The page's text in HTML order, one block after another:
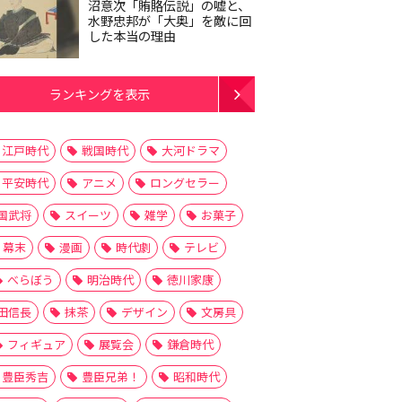
沼意次「賄賂伝説」の嘘と、
水野忠邦が「大奥」を敵に回
した本当の理由
ランキングを表示
江戸時代 戦国時代
大河ドラマ
平安時代
アニメ
ロングセラー
武将
スイーツ 雑学
お菓子
幕末
漫画 時代劇
テレビ
べらぼう
明治時代
徳川家康
信長
抹茶 デザイン
文房具
フィギュア
展覧会
鎌倉時代
豊臣秀吉
豊臣兄弟！
昭和時代